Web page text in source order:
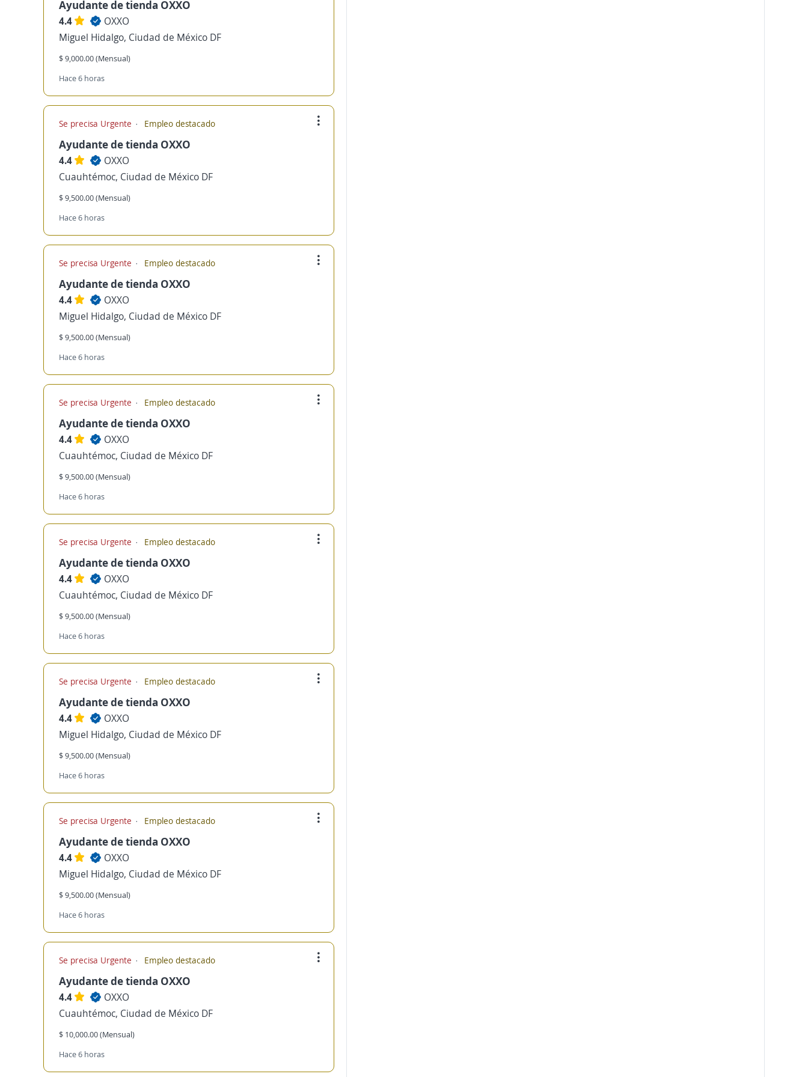
Ayudante de tienda OXXO
4.4
OXXO
Miguel Hidalgo, Ciudad de México DF
$ 9,000.00 (Mensual)
Hace 6 horas
Se precisa Urgente Empleo destacado
Ayudante de tienda OXXO
4.4
OXXO
Cuauhtémoc, Ciudad de México DF
$ 9,500.00 (Mensual)
Hace 6 horas
Se precisa Urgente Empleo destacado
Ayudante de tienda OXXO
4.4
OXXO
Miguel Hidalgo, Ciudad de México DF
$ 9,500.00 (Mensual)
Hace 6 horas
Se precisa Urgente Empleo destacado
Ayudante de tienda OXXO
4.4
OXXO
Cuauhtémoc, Ciudad de México DF
$ 9,500.00 (Mensual)
Hace 6 horas
Se precisa Urgente Empleo destacado
Ayudante de tienda OXXO
4.4
OXXO
Cuauhtémoc, Ciudad de México DF
$ 9,500.00 (Mensual)
Hace 6 horas
Se precisa Urgente Empleo destacado
Ayudante de tienda OXXO
4.4
OXXO
Miguel Hidalgo, Ciudad de México DF
$ 9,500.00 (Mensual)
Hace 6 horas
Se precisa Urgente Empleo destacado
Ayudante de tienda OXXO
4.4
OXXO
Miguel Hidalgo, Ciudad de México DF
$ 9,500.00 (Mensual)
Hace 6 horas
Se precisa Urgente Empleo destacado
Ayudante de tienda OXXO
4.4
OXXO
Cuauhtémoc, Ciudad de México DF
$ 10,000.00 (Mensual)
Hace 6 horas